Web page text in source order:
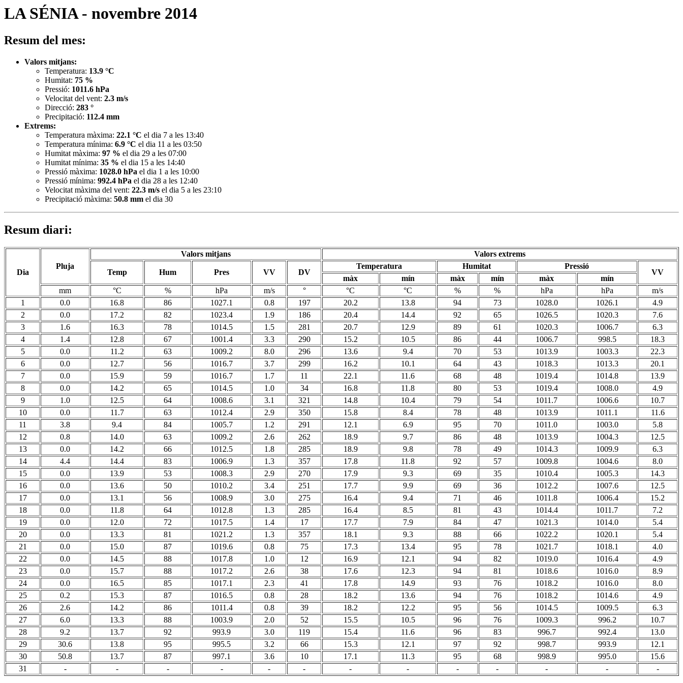
LA SÉNIA - novembre 2014
Resum del mes:
Valors mitjans:
Temperatura: 13.9 °C
Humitat: 75 %
Pressió: 1011.6 hPa
Velocitat del vent: 2.3 m/s
Direcció: 283 °
Precipitació: 112.4 mm
Extrems:
Temperatura màxima: 22.1 °C el dia 7 a les 13:40
Temperatura mínima: 6.9 °C el dia 11 a les 03:50
Humitat màxima: 97 % el dia 29 a les 07:00
Humitat mínima: 35 % el dia 15 a les 14:40
Pressió màxima: 1028.0 hPa el dia 1 a les 10:00
Pressió mínima: 992.4 hPa el dia 28 a les 12:40
Velocitat màxima del vent: 22.3 m/s el dia 5 a les 23:10
Precipitació màxima: 50.8 mm el dia 30
Resum diari:
Dia
Pluja
Valors mitjans Valors extrems
Temp Hum Pres VV DV
Temperatura Humitat Pressió
VV
màx mín màx mín màx
mín
mm
°C % hPa m/s ° °C °C % % hPa hPa
m/s
1
0.0 16.8 86 1027.1 0.8 197 20.2 13.8 94 73 1028.0 1026.1
4.9
2
0.0 17.2 82 1023.4 1.9 186 20.4 14.4 92 65 1026.5 1020.3
7.6
3
1.6 16.3 78 1014.5 1.5 281 20.7 12.9 89 61 1020.3 1006.7
6.3
4
1.4 12.8 67 1001.4 3.3 290 15.2 10.5 86 44 1006.7 998.5
18.3
5
0.0 11.2 63 1009.2 8.0 296 13.6 9.4 70 53 1013.9 1003.3
22.3
6
0.0 12.7 56 1016.7 3.7 299 16.2 10.1 64 43 1018.3 1013.3
20.1
7
0.0 15.9 59 1016.7 1.7 11 22.1 11.6 68 48 1019.4 1014.8
13.9
8
0.0 14.2 65 1014.5 1.0 34 16.8 11.8 80 53 1019.4 1008.0
4.9
9
1.0 12.5 64 1008.6 3.1 321 14.8 10.4 79 54 1011.7 1006.6
10.7
10
0.0 11.7 63 1012.4 2.9 350 15.8 8.4 78 48 1013.9 1011.1
11.6
11
3.8 9.4 84 1005.7 1.2 291 12.1 6.9 95 70 1011.0 1003.0
5.8
12
0.8 14.0 63 1009.2 2.6 262 18.9 9.7 86 48 1013.9 1004.3
12.5
13
0.0 14.2 66 1012.5 1.8 285 18.9 9.8 78 49 1014.3 1009.9
6.3
14
4.4 14.4 83 1006.9 1.3 357 17.8 11.8 92 57 1009.8 1004.6
8.0
15
0.0 13.9 53 1008.3 2.9 270 17.9 9.3 69 35 1010.4 1005.3
14.3
16
0.0 13.6 50 1010.2 3.4 251 17.7 9.9 69 36 1012.2 1007.6
12.5
17
0.0 13.1 56 1008.9 3.0 275 16.4 9.4 71 46 1011.8 1006.4
15.2
18
0.0 11.8 64 1012.8 1.3 285 16.4 8.5 81 43 1014.4 1011.7
7.2
19
0.0 12.0 72 1017.5 1.4 17 17.7 7.9 84 47 1021.3 1014.0
5.4
20
0.0 13.3 81 1021.2 1.3 357 18.1 9.3 88 66 1022.2 1020.1
5.4
21
0.0 15.0 87 1019.6 0.8 75 17.3 13.4 95 78 1021.7 1018.1
4.0
22
0.0 14.5 88 1017.8 1.0 12 16.9 12.1 94 82 1019.0 1016.4
4.9
23
0.0 15.7 88 1017.2 2.6 38 17.6 12.3 94 81 1018.6 1016.0
8.9
24
0.0 16.5 85 1017.1 2.3 41 17.8 14.9 93 76 1018.2 1016.0
8.0
25
0.2 15.3 87 1016.5 0.8 28 18.2 13.6 94 76 1018.2 1014.6
4.9
26
2.6 14.2 86 1011.4 0.8 39 18.2 12.2 95 56 1014.5 1009.5
6.3
27
6.0 13.3 88 1003.9 2.0 52 15.5 10.5 96 76 1009.3 996.2
10.7
28
9.2 13.7 92 993.9 3.0 119 15.4 11.6 96 83 996.7 992.4
13.0
29
30.6 13.8 95 995.5 3.2 66 15.3 12.1 97 92 998.7 993.9
12.1
30
50.8 13.7 87 997.1 3.6 10 17.1 11.3 95 68 998.9 995.0
15.6
31
- - - - - - - - - - - - -